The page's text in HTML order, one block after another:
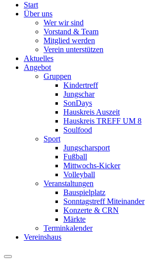
Start
Über uns
Wer wir sind
Vorstand & Team
Mitglied werden
Verein unterstützen
Aktuelles
Angebot
Gruppen
Kindertreff
Jungschar
SonDays
Hauskreis Auszeit
Hauskreis TREFF UM 8
Soulfood
Sport
Jungscharsport
Fußball
Mittwochs-Kicker
Volleyball
Veranstaltungen
Bauspielplatz
Sonntagstreff Miteinander
Konzerte & CRN
Märkte
Terminkalender
Vereinshaus